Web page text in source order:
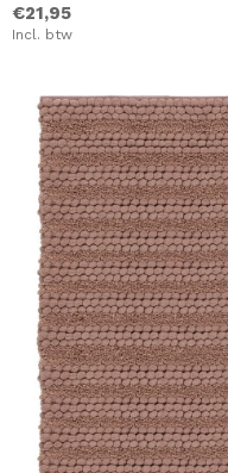
€21,95
Incl. btw